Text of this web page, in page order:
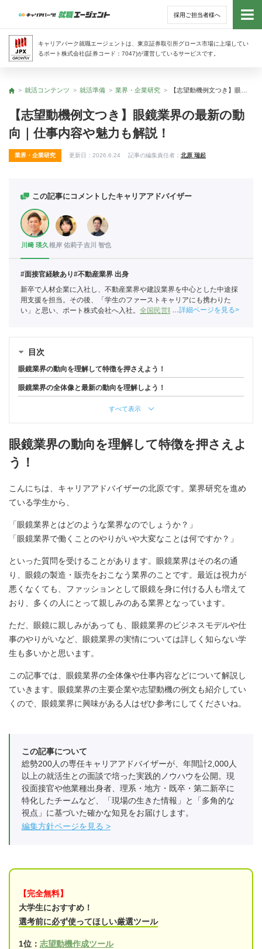
採用ご担当者様へ
キャリアパーク就職エージェントは、東京証券取引所グロース市場に上場してい
るポート株式会社(証券コード：7047)が運営しているサービスです。
トッ
トップ
就活コンテンツ 就活準備 業界・企業研究
【志望動機例文つき】眼鏡業界の最新の動
向｜仕事内容や魅力も解説！
業界・企業研究 更新日： 2026.6.24 記事の編集責任者： 北原 瑞起
この記事にコメントしたキャリアアドバイザー
川﨑 瑛久 根岸 佑莉子吉川 智也
#面接官経験あり#不動産業界 出身
新卒で人材企業に入社し、不動産業界や建設業界を中心とした中途採
用支援を担当。その後、「学生のファーストキャリアにも携わりた
い」と思い、ポート株式会社へ入社。 全国民営職業紹介事業協会職業
詳細ページを見る
目次
眼鏡業界の動向を理解して特徴を押さえよう！
眼鏡業界の全体像と最新の動向を理解しよう！
すべて表示
眼鏡業界の動向を理解して特徴を押さえよ
う！
こんにちは、キャリアアドバイザーの北原です。業界研究を進め
ている学生から、
「眼鏡業界とはどのような業界なのでしょうか？」
「眼鏡業界で働くことのやりがいや大変なことは何ですか？」
といった質問を受けることがあります。眼鏡業界はその名の通
り、眼鏡の製造・販売をおこなう業界のことです。最近は視力が
悪くなくても、ファッションとして眼鏡を身に付ける人も増えて
おり、多くの人にとって親しみのある業界となっています。
ただ、眼鏡に親しみがあっても、眼鏡業界のビジネスモデルや仕
事のやりがいなど、眼鏡業界の実情については詳しく知らない学
生も多いかと思います。
この記事では、眼鏡業界の全体像や仕事内容などについて解説し
ていきます。眼鏡業界の主要企業や志望動機の例文も紹介してい
くので、眼鏡業界に興味がある人はぜひ参考にしてくださいね。
この記事について
総勢200人の専任キャリアアドバイザーが、年間計2,000人
以上の就活生との面談で培った実践的ノウハウを公開。現
役面接官や他業種出身者、理系・地方・既卒・第二新卒に
特化したチームなど、「現場の生きた情報」と「多角的な
視点」に基づいた確かな知見をお届けします。
編集方針ページを見る
【完全無料】
大学生におすすめ！
選考前に必ず使ってほしい厳選ツール
1位： 志望動機作成ツール